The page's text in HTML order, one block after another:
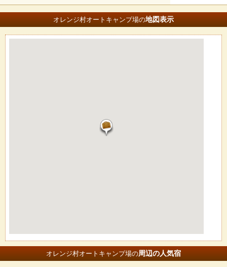
オレンジ村オートキャンプ場の地図表示
オレンジ村オートキャンプ場の周辺の人気宿